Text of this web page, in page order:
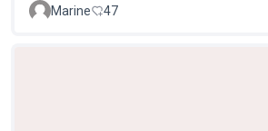
Marine 47